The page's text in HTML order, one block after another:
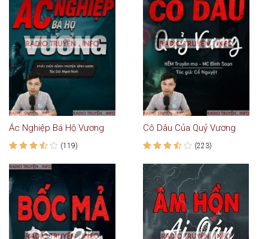
Ác Nghiệp Bá Hộ Vương
(119)
Cô Dâu Của Quỷ Vương
(223)